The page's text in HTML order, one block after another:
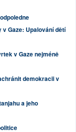
Gaze: Upalování dětí
v Gaze nejméně
demokracii v
a jeho